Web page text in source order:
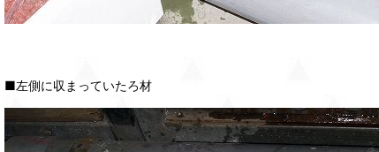
■左側に収まっていたろ材